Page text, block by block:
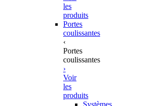
les
produits
Portes
coulissantes
‹
Portes
coulissantes
›
Voir
les
produits
Systèmes